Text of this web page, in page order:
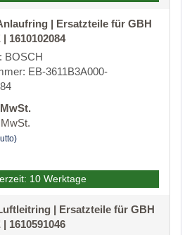
| Ersatzteile für GBH
1610102084
BOSCH
EB-3611B3A000-
10 Werktage
| Ersatzteile für GBH
1610591046